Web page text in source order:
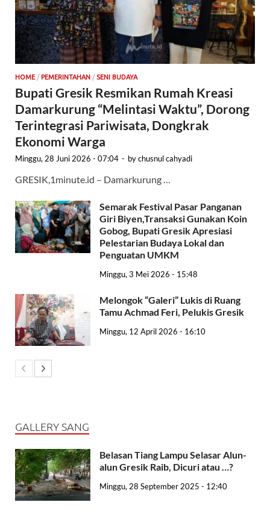
HOME/ PEMERINTAHAN /SENI BUDAYA
Bupati Gresik Resmikan Rumah Kreasi
Damarkurung “Melintasi Waktu”, Dorong
Terintegrasi Pariwisata, Dongkrak
Ekonomi Warga
Minggu, 28 Juni 2026 - 07:04 - bychusnul cahyadi
GRESIK,1minute.id – Damarkurung …
Semarak Festival Pasar Panganan
Giri Biyen,Transaksi Gunakan Koin
Gobog, Bupati Gresik Apresiasi
Pelestarian Budaya Lokal dan
Penguatan UMKM
Minggu, 3 Mei 2026 - 15:48
Melongok “Galeri” Lukis di Ruang
Tamu Achmad Feri, Pelukis Gresik
Minggu, 12 April 2026 - 16:10
GALLERY SANG
Belasan Tiang Lampu Selasar Alun-
alun Gresik Raib, Dicuri atau …?
Minggu, 28 September 2025 - 12:40